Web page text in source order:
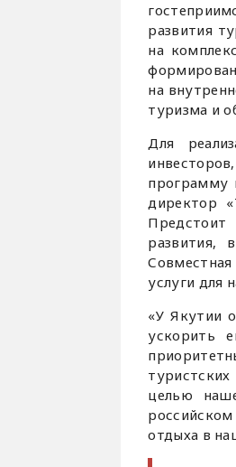
развития
на
на
туризма и
Для
программу
директор
Предстоит
развития,
услуги для
«У Якутии
ускорить
целью
отдыха в